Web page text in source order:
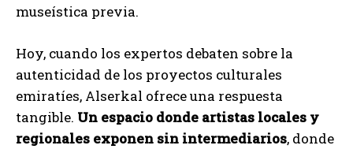
museística previa.
Hoy, cuando los expertos debaten sobre la
autenticidad de los proyectos culturales
emiratíes, Alserkal ofrece una respuesta
tangible. Un espacio donde artistas locales y
regionales exponen sin intermediarios, donde